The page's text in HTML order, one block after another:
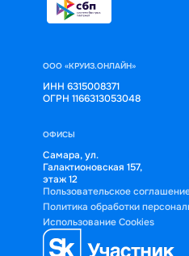
ООО «КРУИЗ.ОНЛАЙН»
ИНН 6315008371
ОГРН 1166313053048
ОФИСЫ
Самара, ул.
Галактионовская 157,
этаж 12
Пользовательское
Политика обработки
Использование Cookies